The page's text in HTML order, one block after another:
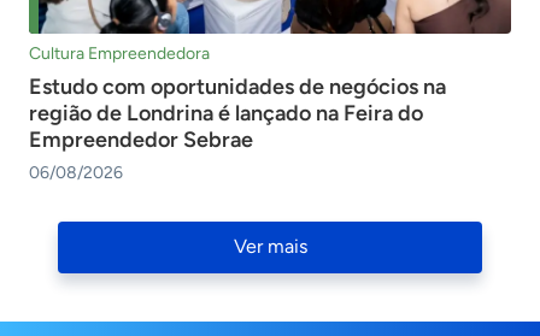
Cultura Empreendedora
Estudo com oportunidades de negócios na
região de Londrina é lançado na Feira do
Empreendedor Sebrae
06/08/2026
Navigation
Ver mais